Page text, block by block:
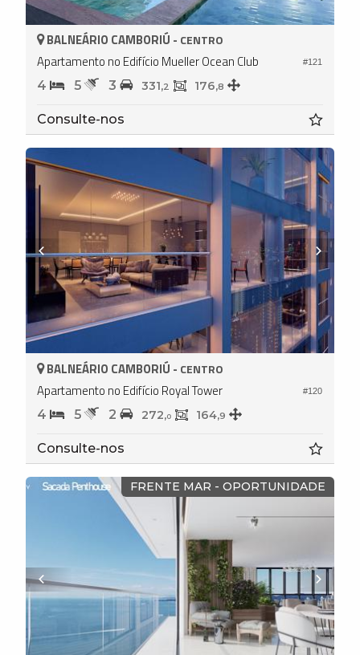
#121
BALNEÁRIO CAMBORIÚ - CENTRO
Apartamento no Edifício Mueller Ocean Club
4 5 3 331,2 176,8
Consulte-nos
#120
BALNEÁRIO CAMBORIÚ - CENTRO
Apartamento no Edifício Royal Tower
4 5 2 272,0 164,9
Consulte-nos
FRENTE MAR - OPORTUNIDADE